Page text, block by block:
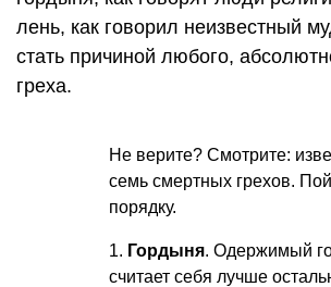
лень, как говорил неизвестный
стать причиной любого,
греха.
Не верите? Смотрите:
семь смертных грехов.
порядку.
1. Гордыня. Одержимый
считает себя лучше